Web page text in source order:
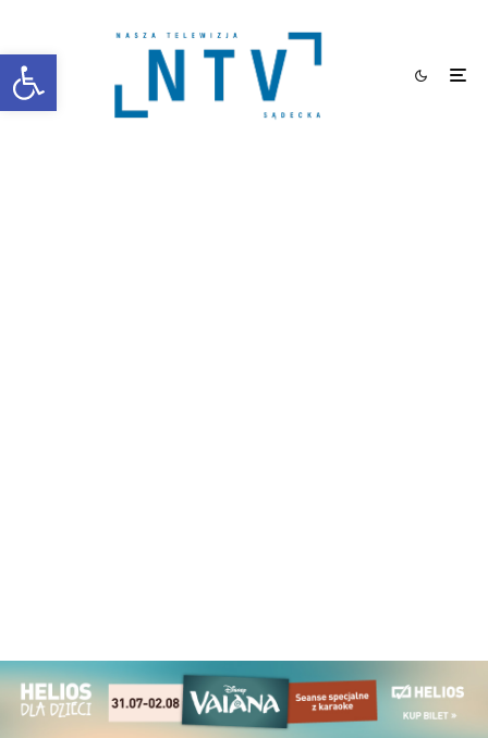
Otwórz pasek narzędzi